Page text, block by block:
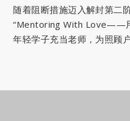
随着阻断措施迈入解封第二
“Mentoring With Love——
年轻学子充当老师，为照顾